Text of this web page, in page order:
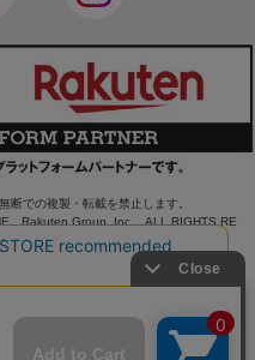
断での複製・転載を禁止します。
Rakuten Group, Inc. ALL RIGHTS RE